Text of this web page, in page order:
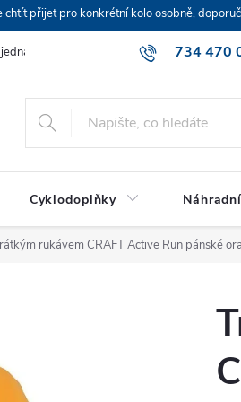
přijet pro konkrétní kolo osobně,
734 470
Cyklodoplňky
rukávem CRAFT Active Run pánské